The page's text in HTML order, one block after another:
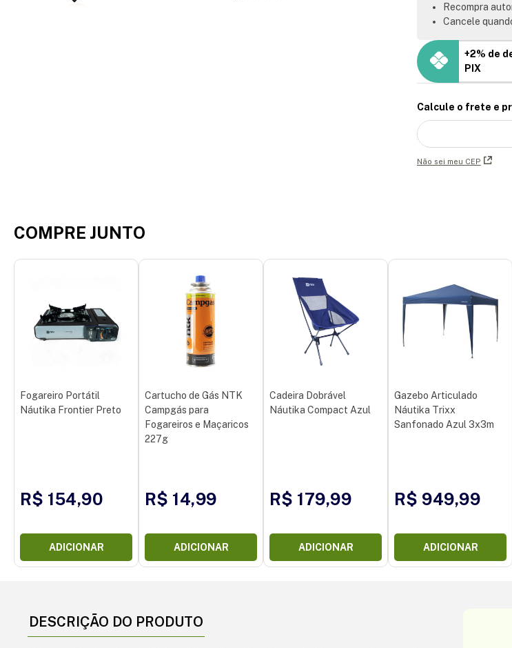
Recompra
Cancele
+2% de
PIX
Calcule o frete e
Não sei meu CEP
COMPRE JUNTO
Fogareiro Portátil
Náutika Frontier Preto
R$ 154,90
ADICIONAR
Cartucho de Gás NTK
Campgás para
Fogareiros e Maçaricos
227g
R$ 14,99
ADICIONAR
Cadeira Dobrável
Náutika Compact Azul
R$ 179,99
ADICIONAR
Gazebo Articulado
Náutika Trixx
Sanfonado Azul 3x3m
R$ 949,99
ADICIONAR
DESCRIÇÃO DO PRODUTO